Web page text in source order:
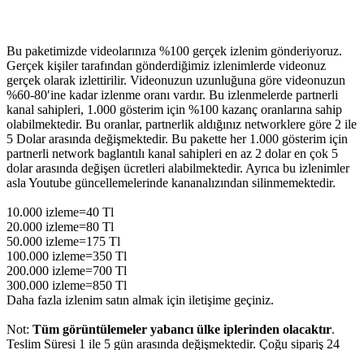
Bu paketimizde videolarınıza %100 gerçek izlenim gönderiyoruz.
Gerçek kişiler tarafından gönderdiğimiz izlenimlerde videonuz
gerçek olarak izlettirilir. Videonuzun uzunluğuna göre videonuzun
%60-80′ine kadar izlenme oranı vardır. Bu izlenmelerde partnerli
kanal sahipleri, 1.000 gösterim için %100 kazanç oranlarına sahip
olabilmektedir. Bu oranlar, partnerlik aldığınız networklere göre 2 ile
5 Dolar arasında değişmektedir. Bu pakette her 1.000 gösterim için
partnerli network baglantılı kanal sahipleri en az 2 dolar en çok 5
dolar arasında değişen ücretleri alabilmektedir. Ayrıca bu izlenimler
asla Youtube güncellemelerinde kananalızından silinmemektedir.
10.000 izleme=40 Tl
20.000 izleme=80 Tl
50.000 izleme=175 Tl
100.000 izleme=350 Tl
200.000 izleme=700 Tl
300.000 izleme=850 Tl
Daha fazla izlenim satın almak için iletişime geçiniz.
Not: Tüm görüntülemeler yabancı ülke iplerinden olacaktır.
Teslim Süresi 1 ile 5 gün arasında değişmektedir. Çoğu sipariş 24